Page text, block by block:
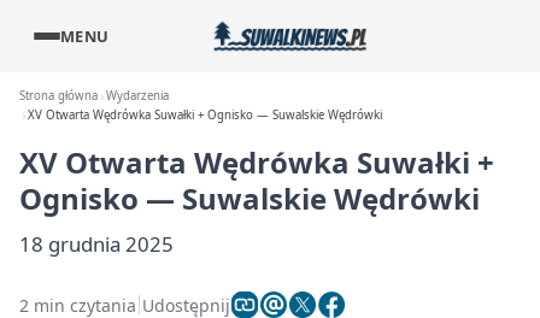
MENU
Strona główna Wydarzenia
XV Otwarta Wędrówka Suwałki + Ognisko — Suwalskie Wędrówki
XV Otwarta Wędrówka Suwałki +
Ognisko — Suwalskie Wędrówki
18 grudnia 2025
2 min czytania Udostępnij